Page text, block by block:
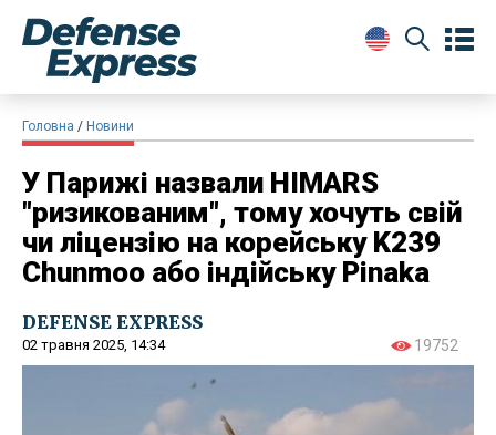
Головна Новини
У Парижі назвали HIMARS
"ризикованим", тому хочуть свій
чи ліцензію на корейську K239
Chunmoo або індійську Pinaka
DEFENSE EXPRESS
02 травня 2025, 14:34 19752